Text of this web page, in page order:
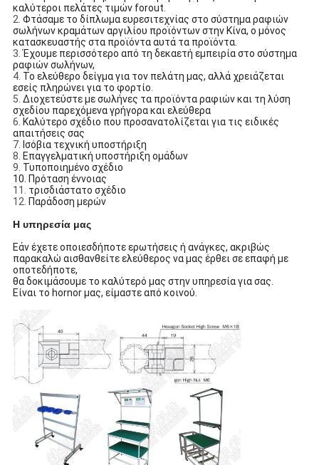
καλύτεροι πελάτες τιμών forout.
2. Φτάσαμε το δίπλωμα ευρεσιτεχνίας στο σύστημα ραφιών
σωλήνων κραμάτων αργιλίου προϊόντων στην Κίνα, ο μόνος
κατασκευαστής στα προϊόντα αυτά τα προϊόντα.
3.Έχουμε περισσότερο από τη δεκαετή εμπειρία στο σύστημα
ραφιών σωλήνων,
4. Το ελεύθερο δείγμα για τον πελάτη μας, αλλά χρειάζεται
εσείς πληρώνει για το φορτίο.
5. Διοχετεύστε με σωλήνες τα προϊόντα ραφιών και τη λύση
σχεδίου παρεχόμενα γρήγορα και ελεύθερα
6. Καλύτερο σχέδιο που προσανατολίζεται για τις ειδικές
απαιτήσεις σας
7. Ισόβια τεχνική υποστήριξη
8. Επαγγελματική υποστήριξη ομάδων
9. Τυποποιημένο σχέδιο
10. Πρόταση έννοιας
11. τρισδιάστατο σχέδιο
12. Παράδοση μερών
Η υπηρεσία μας
Εάν έχετε οποιεσδήποτε ερωτήσεις ή ανάγκες, ακριβώς
παρακαλώ αισθανθείτε ελεύθερος να μας έρθει σε επαφή με
οποτεδήποτε,
θα δοκιμάσουμε το καλύτερό μας στην υπηρεσία για σας.
Είναι το hornor μας, είμαστε από κοινού.